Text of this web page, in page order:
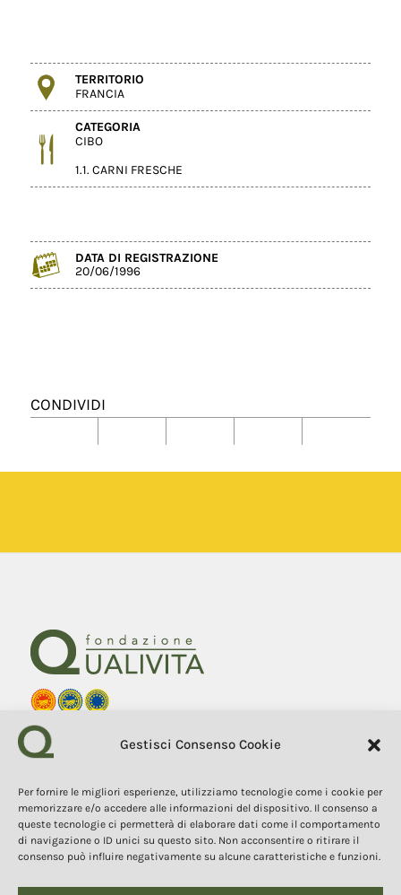
Gestisci Consenso Cookie
Per fornire le migliori esperienze, utilizziamo tecnologie come i cookie per
memorizzare e/o accedere alle informazioni del dispositivo. Il consenso a
queste tecnologie ci permetterà di elaborare dati come il comportamento
di navigazione o ID unici su questo sito. Non acconsentire o ritirare il
consenso può influire negativamente su alcune caratteristiche e funzioni.
TERRITORIO
FRANCIA
CATEGORIA
CIBO
1.1. CARNI FRESCHE
DATA DI REGISTRAZIONE
20/06/1996
CONDIVIDI
Fondazione Qualivita
Sede Via Fontebranda 69
COPYRIGHT 2025
I contenuti, i testi e le immagini di questo sito web sono di
proprietà della Fondazione Qualivita e sono protetti dal diritto
d’autore e dalla normativa sulla proprietà intellettuale. È vietata la
qualsiasi forma, dei contenuti e delle immagini senza espressa